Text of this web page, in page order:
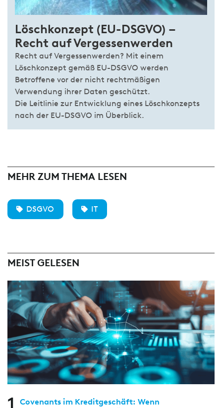
Löschkonzept (EU-DSGVO) –
Recht auf Vergessenwerden
Recht auf Vergessenwerden? Mit einem
Löschkonzept gemäß EU-DSGVO werden
Betroffene vor der nicht rechtmäßigen
Verwendung ihrer Daten geschützt.
Die Leitlinie zur Entwicklung eines Löschkonzepts
nach der EU-DSGVO im Überblick.
MEHR ZUM THEMA LESEN
DSGVO IT
MEIST GELESEN
Covenants im Kreditgeschäft: Wenn